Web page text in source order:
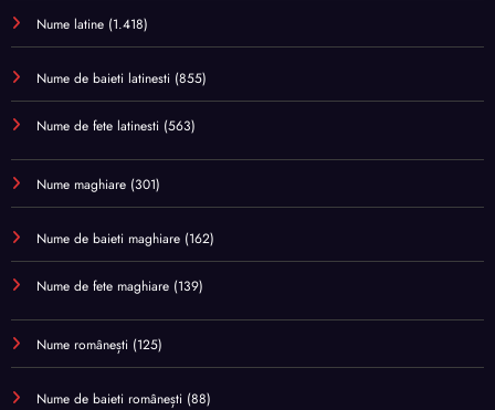
Nume latine (1.418)
Nume de baieti latinesti (855)
Nume de fete latinesti (563)
Nume maghiare (301)
Nume de baieti maghiare (162)
Nume de fete maghiare (139)
Nume românești (125)
Nume de baieti românești (88)